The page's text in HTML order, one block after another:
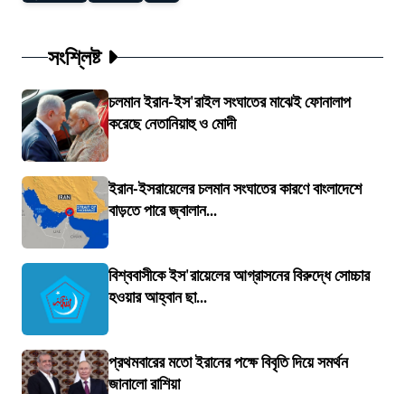
সংশ্লিষ্ট
চলমান ইরান-ইস'রাইল সংঘাতের মাঝেই ফোনালাপ
করেছে নেতানিয়াহু ও মোদী
ইরান-ইসরায়েলের চলমান সংঘাতের কারণে বাংলাদেশে
বাড়তে পারে জ্বালান...
বিশ্ববাসীকে ইস'রায়েলের আগ্রাসনের বিরুদ্ধে সোচ্চার
হওয়ার আহ্বান ছা...
প্রথমবারের মতো ইরানের পক্ষে বিবৃতি দিয়ে সমর্থন
জানালো রাশিয়া